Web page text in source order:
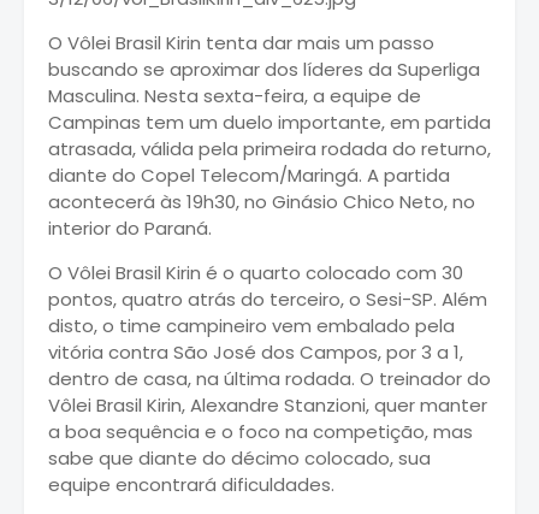
O Vôlei Brasil Kirin tenta dar mais um passo
buscando se aproximar dos líderes da Superliga
Masculina. Nesta sexta-feira, a equipe de
Campinas tem um duelo importante, em partida
atrasada, válida pela primeira rodada do returno,
diante do Copel Telecom/Maringá. A partida
acontecerá às 19h30, no Ginásio Chico Neto, no
interior do Paraná.
O Vôlei Brasil Kirin é o quarto colocado com 30
pontos, quatro atrás do terceiro, o Sesi-SP. Além
disto, o time campineiro vem embalado pela
vitória contra São José dos Campos, por 3 a 1,
dentro de casa, na última rodada. O treinador do
Vôlei Brasil Kirin, Alexandre Stanzioni, quer manter
a boa sequência e o foco na competição, mas
sabe que diante do décimo colocado, sua
equipe encontrará dificuldades.